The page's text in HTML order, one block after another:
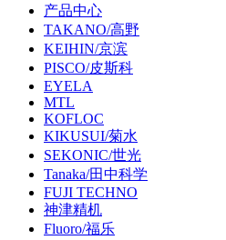
产品中心
TAKANO/高野
KEIHIN/京滨
PISCO/皮斯科
EYELA
MTL
KOFLOC
KIKUSUI/菊水
SEKONIC/世光
Tanaka/田中科学
FUJI TECHNO
神津精机
Fluoro/福乐